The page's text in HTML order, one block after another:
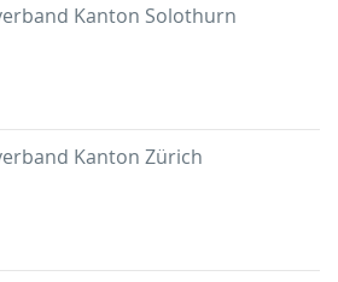
Kanton Solothurn
Kanton Zürich